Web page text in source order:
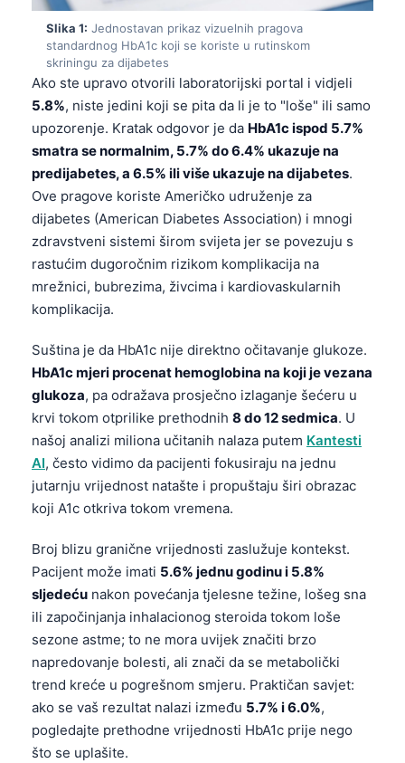
Slika 1: Jednostavan prikaz vizuelnih pragova
standardnog HbA1c koji se koriste u rutinskom
skriningu za dijabetes
Ako ste upravo otvorili laboratorijski portal i vidjeli
5.8%, niste jedini koji se pita da li je to "loše" ili samo
upozorenje. Kratak odgovor je da HbA1c ispod 5.7%
smatra se normalnim, 5.7% do 6.4% ukazuje na
predijabetes, a 6.5% ili više ukazuje na dijabetes.
Ove pragove koriste Američko udruženje za
dijabetes (American Diabetes Association) i mnogi
zdravstveni sistemi širom svijeta jer se povezuju s
rastućim dugoročnim rizikom komplikacija na
mrežnici, bubrezima, živcima i kardiovaskularnih
komplikacija.
Suština je da HbA1c nije direktno očitavanje glukoze.
HbA1c mjeri procenat hemoglobina na koji je vezana
glukoza, pa odražava prosječno izlaganje šećeru u
krvi tokom otprilike prethodnih 8 do 12 sedmica. U
našoj analizi miliona učitanih nalaza putem Kantesti
AI, često vidimo da pacijenti fokusiraju na jednu
jutarnju vrijednost natašte i propuštaju širi obrazac
koji A1c otkriva tokom vremena.
Broj blizu granične vrijednosti zaslužuje kontekst.
Pacijent može imati 5.6% jednu godinu i 5.8%
sljedeću nakon povećanja tjelesne težine, lošeg sna
ili započinjanja inhalacionog steroida tokom loše
sezone astme; to ne mora uvijek značiti brzo
napredovanje bolesti, ali znači da se metabolički
trend kreće u pogrešnom smjeru. Praktičan savjet:
ako se vaš rezultat nalazi između 5.7% i 6.0%,
pogledajte prethodne vrijednosti HbA1c prije nego
što se uplašite.